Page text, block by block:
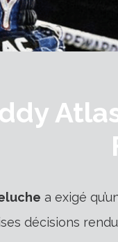
a exigé
décisions